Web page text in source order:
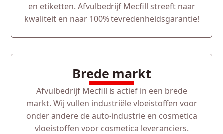
en etiketten. Afvulbedrijf Mecfill streeft naar
kwaliteit en naar 100% tevredenheidsgarantie!
Brede markt
Afvulbedrijf Mecfill is actief in een brede
markt. Wij vullen industriële vloeistoffen voor
onder andere de auto-industrie en cosmetica
vloeistoffen voor cosmetica leveranciers.